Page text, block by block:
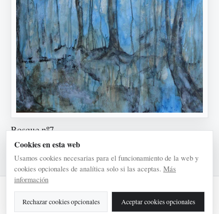
Bosque nº7
2015 · Acrílico/lienzo
Privacidad
Cookies en esta web
Usamos cookies necesarias para el funcionamiento de la web y
cookies opcionales de analítica solo si las aceptas. Más
información
Rechazar cookies opcionales Aceptar cookies opcionales